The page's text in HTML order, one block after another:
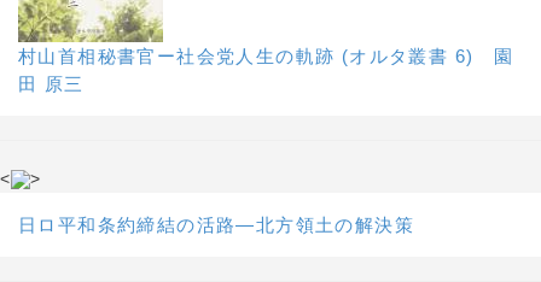
村山首相秘書官ー社会党人生の軌跡 (オルタ叢書 6) 園
田 原三
< >
日ロ平和条約締結の活路―北方領土の解決策